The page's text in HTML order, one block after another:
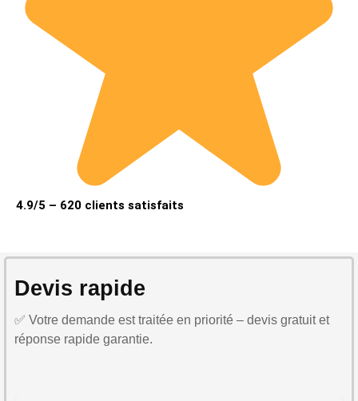
4.9/5 – 620 clients satisfaits
Devis rapide
✅ Votre demande est traitée en priorité – devis gratuit et
réponse rapide garantie.